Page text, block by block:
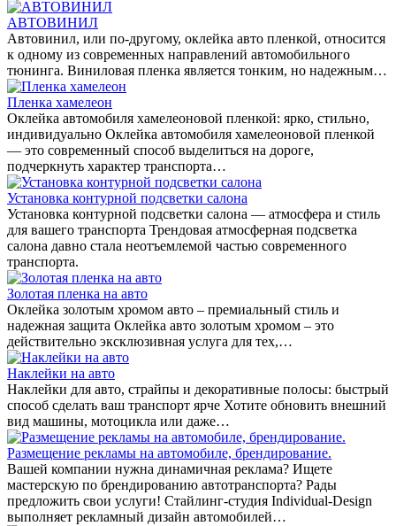
АВТОВИНИЛ
Автовинил, или по-другому, оклейка авто пленкой, относится
к одному из современных направлений автомобильного
тюнинга. Виниловая пленка является тонким, но надежным…
Пленка хамелеон
Оклейка автомобиля хамелеоновой пленкой: ярко, стильно,
индивидуально Оклейка автомобиля хамелеоновой пленкой
— это современный способ выделиться на дороге,
подчеркнуть характер транспорта…
Установка контурной подсветки салона
Установка контурной подсветки салона — атмосфера и стиль
для вашего транспорта Трендовая атмосферная подсветка
салона давно стала неотъемлемой частью современного
транспорта.
Золотая пленка на авто
Оклейка золотым хромом авто – премиальный стиль и
надежная защита Оклейка авто золотым хромом – это
действительно эксклюзивная услуга для тех,…
Наклейки на авто
Наклейки для авто, страйпы и декоративные полосы: быстрый
способ сделать ваш транспорт ярче Хотите обновить внешний
вид машины, мотоцикла или даже…
Размещение рекламы на автомобиле, брендирование.
Вашей компании нужна динамичная реклама? Ищете
мастерскую по брендированию автотранспорта? Рады
предложить свои услуги! Стайлинг-студия Individual-Design
выполняет рекламный дизайн автомобилей…